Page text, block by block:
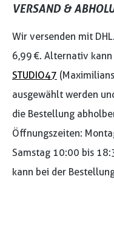
VERSAND &
Wir versenden mit
6,99 €. Alternativ
STUDIO47
ausgewählt werden
die Bestellung
Öffnungszeiten:
Samstag 10:00 bis
kann bei der